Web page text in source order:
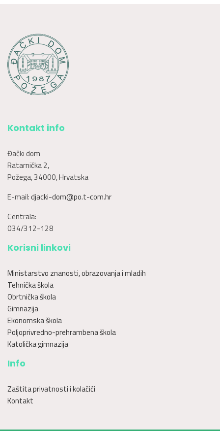
Kontakt info
Đački dom
Ratarnička 2,
Požega, 34000, Hrvatska
E-mail:djacki-dom@po.t-com.hr
Centrala:
034/312-128
Korisni linkovi
Ministarstvo znanosti, obrazovanja i mladih
Tehnička škola
Obrtnička škola
Gimnazija
Ekonomska škola
Poljoprivredno-prehrambena škola
Katolička gimnazija
Info
Zaštita privatnosti i kolačići
Kontakt